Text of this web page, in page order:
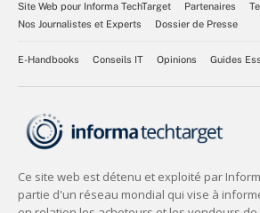
Site Web pour Informa TechTarget Partenaires
Nos Journalistes et Experts
Dossier de Presse
E-Handbooks Conseils IT Opinions Guides